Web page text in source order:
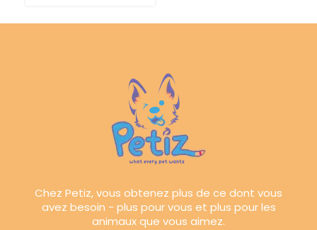
Chez Petiz, vous obtenez plus de ce dont vous
avez besoin - plus pour vous et plus pour les
animaux que vous aimez.